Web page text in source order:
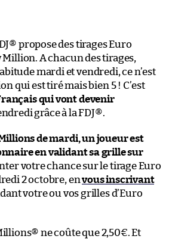
propose des tirages Euro
A chacun des tirages,
mardi et vendredi, ce n’est
qui est tiré mais bien 5 ! C’est
qui vont devenir
grâce à la FDJ®.
de mardi, un joueur est
en validant sa grille sur
votre chance sur le tirage Euro
2 octobre, envous inscrivant
votre ou vos grilles d’Euro
ne coûte que 2,50€. Et